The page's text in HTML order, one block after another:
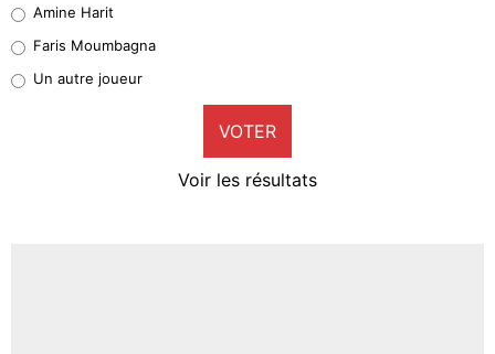
1%
9%
Amine Harit
Faris Moumbagna
Un autre joueur
VOTER
Voir les résultats